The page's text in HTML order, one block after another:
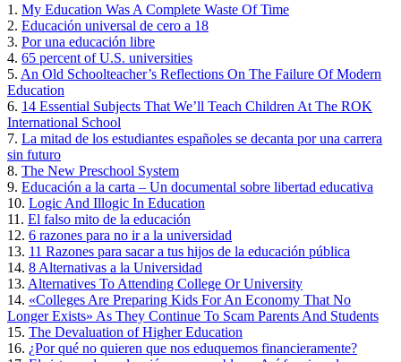
1. My Education Was A Complete Waste Of Time
2. Educación universal de cero a 18
3. Por una educación libre
4. 65 percent of U.S. universities
5. An Old Schoolteacher’s Reflections On The Failure Of Modern
Education
6. 14 Essential Subjects That We’ll Teach Children At The ROK
International School
7. La mitad de los estudiantes españoles se decanta por una carrera
sin futuro
8. The New Preschool System
9. Educación a la carta – Un documental sobre libertad educativa
10. Logic And Illogic In Education
11. El falso mito de la educación
12. 6 razones para no ir a la universidad
13. 11 Razones para sacar a tus hijos de la educación pública
14. 8 Alternativas a la Universidad
13. Alternatives To Attending College Or University
14. «Colleges Are Preparing Kids For An Economy That No
Longer Exists» As They Continue To Scam Parents And Students
15. The Devaluation of Higher Education
16. ¿Por qué no quieren que nos eduquemos financieramente?